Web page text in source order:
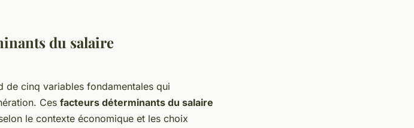
du salaire
de cinq variables fondamentales qui
Ces facteurs déterminants du salaire
le contexte économique et les choix